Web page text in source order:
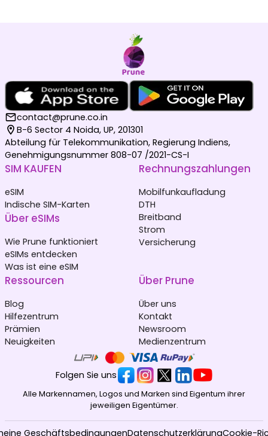
contact@prune.co.in
B-6 Sector 4 Noida, UP, 201301
Abteilung für Telekommunikation, Regierung Indiens,
Genehmigungsnummer 808-07 /2021-CS-I
SIM KAUFEN
eSIM
Indische SIM-Karten
Über eSIMs
Wie Prune funktioniert
eSIMs entdecken
Was ist eine eSIM
Rechnungszahlungen
Mobilfunkaufladung
DTH
Breitband
Strom
Versicherung
Ressourcen
Blog
Hilfezentrum
Prämien
Neuigkeiten
Über Prune
Über uns
Kontakt
Newsroom
Medienzentrum
Folgen Sie uns
Alle Markennamen, Logos und Marken sind Eigentum ihrer
jeweiligen Eigentümer.
GeschäftsbedingungenDatenschutzerklärungCookie-